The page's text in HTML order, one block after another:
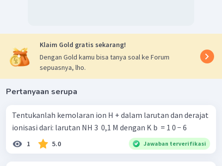
dan persentase ionisasinya adalah 0,5%.
Klaim Gold gratis sekarang!
Dengan Gold kamu bisa tanya soal ke Forum
sepuasnya, lho.
Pertanyaan serupa
Tentukanlah kemolaran ion H + dalam larutan dan derajat
ionisasi dari: larutan NH 3 ​ 0,1 M dengan K b ​ = 1 0 − 6
1 5.0 Jawaban terverifikasi